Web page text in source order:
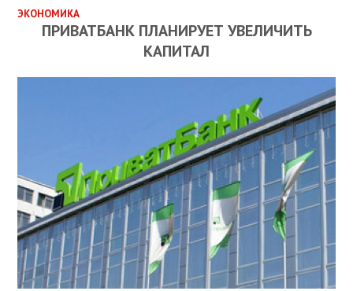
ЭКОНОМИКА
ПРИВАТБАНК ПЛАНИРУЕТ УВЕЛИЧИТЬ
КАПИТАЛ